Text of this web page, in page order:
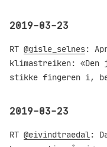
2019-03-23
RT @gisle_selnes:
klimastreiken:
stikke fingeren i,
2019-03-23
RT @eivindtraedal :